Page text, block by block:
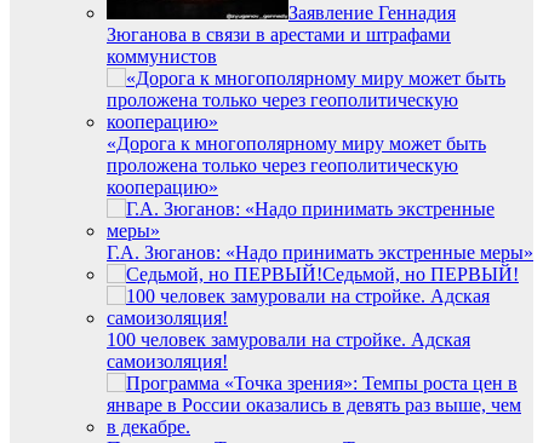
Заявление Геннадия
Зюганова в связи в арестами и штрафами
коммунистов
«Дорога к многополярному миру может быть
проложена только через геополитическую
кооперацию»
Г.А. Зюганов: «Надо принимать экстренные меры»
Седьмой, но ПЕРВЫЙ!
100 человек замуровали на стройке. Адская
самоизоляция!